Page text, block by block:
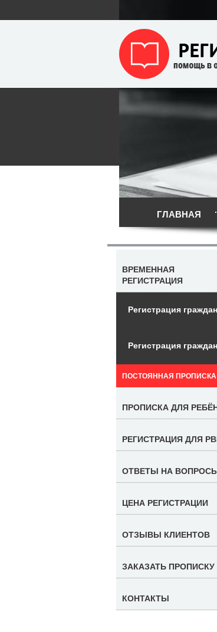
ГЛАВНАЯ
ВРЕМЕННАЯ
РЕГИСТРАЦИЯ
Регистрация
Регистрация
ПОСТОЯННАЯ ПРОПИСКА
ПРОПИСКА ДЛЯ
РЕГИСТРАЦИЯ ДЛЯ
ОТВЕТЫ НА
ЦЕНА РЕГИСТРАЦИИ
ОТЗЫВЫ КЛИЕНТОВ
ЗАКАЗАТЬ ПРОПИСКУ
КОНТАКТЫ